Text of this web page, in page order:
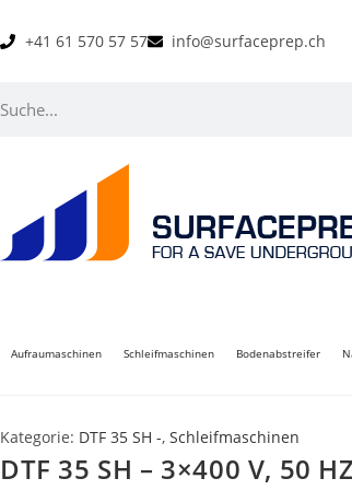
+41 61 570 57 57 info@surfaceprep.ch
Aufraumaschinen Schleifmaschinen Bodenabstreifer
Kategorie: DTF 35 SH -, Schleifmaschinen
DTF 35 SH – 3×400 V, 50 HZ